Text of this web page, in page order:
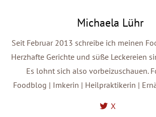
Michaela Lühr
Seit Februar 2013 schreibe ich meinen
Herzhafte Gerichte und süße Leckereien
Es lohnt sich also vorbeizuschauen.
Foodblog | Imkerin | Heilpraktikerin |
X